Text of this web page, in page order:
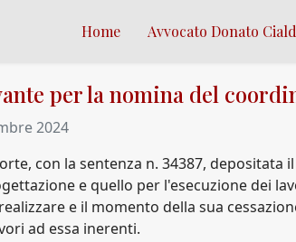
Home Avvocato Donato
per la nomina del
2024
con la sentenza n. 34387,
e quello per l'esecuzione dei
e il momento della sua
ad essa inerenti.